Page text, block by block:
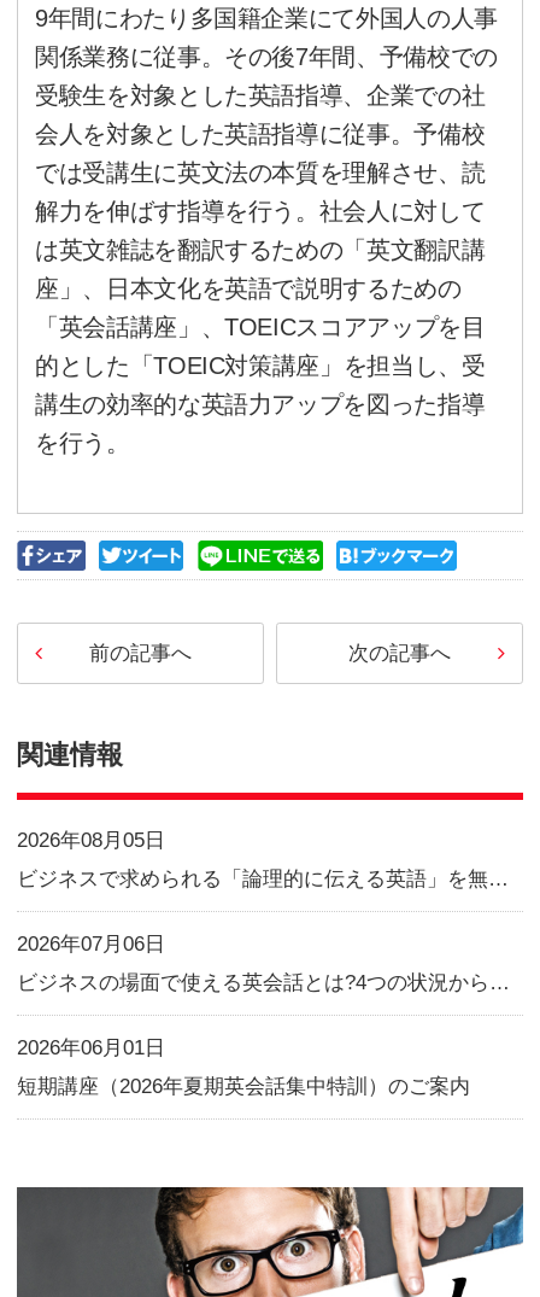
度」というものは存在しません
昔の通訳ガイド試験は英検1級
く、「英検1級は合格したが、
は不合格だった」という事例が
た。しかし近年、通訳ガイド有
という国策により、以前より取
になっています。現在、英検1
はTOEIC900以上の資格があれば
語は免除されます。個人的には
われる英検を勧めます。
上記にてお勧めしました通訳ガ
1級は、KECの本科コースや通
すれば、十分に取得が可能で
（土）にイベントを実施します
現在は通訳として活躍されてい
験・通訳業の体験談を語って頂
英語学習の起爆剤になること間